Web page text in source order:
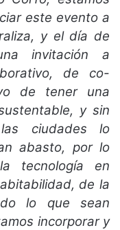
este evento a
y el día de
invitación a
de co-
de tener una
y sin
ciudades lo
abasto, por lo
tecnología en
de la
lo que sean
incorporar y